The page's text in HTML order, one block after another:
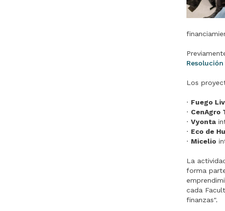
Los
· Fuego
· CenAgro
· Vyonta
· Eco de
· Micelio
La
forma
cada
finanzas".